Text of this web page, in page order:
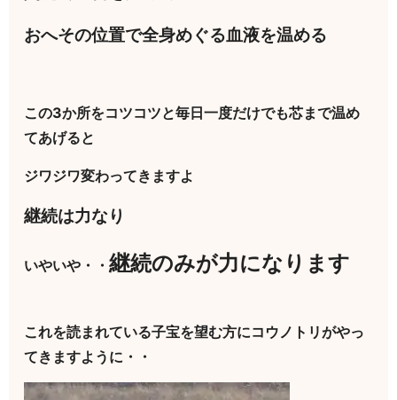
おへその位置で全身めぐる血液を温める
この3か所をコツコツと毎日一度だけでも芯まで温め
てあげると
ジワジワ変わってきますよ
継続は力なり
いやいや・・継続のみが力になります
これを読まれている子宝を望む方にコウノトリがやっ
てきますように・・